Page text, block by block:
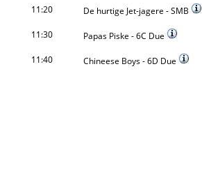
11:20 De hurtige Jet-jagere - SMB
11:30 Papas Piske - 6C Due
11:40 Chineese Boys - 6D Due